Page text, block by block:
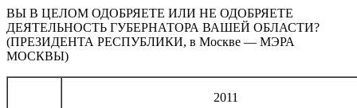
ВЫ В ЦЕЛОМ ОДОБРЯЕТЕ ИЛИ НЕ ОДОБРЯЕТЕ
ДЕЯТЕЛЬНОСТЬ ГУБЕРНАТОРА ВАШЕЙ ОБЛАСТИ?
(ПРЕЗИДЕНТА РЕСПУБЛИКИ, в Москве — МЭРА
МОСКВЫ)
2011